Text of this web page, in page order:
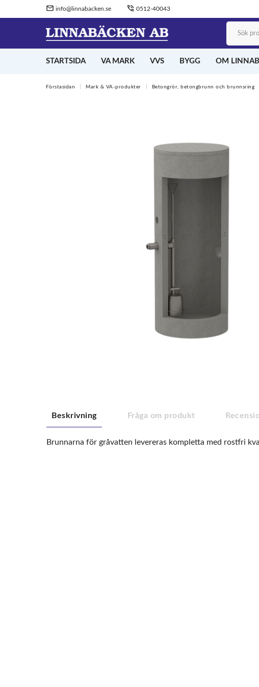
info@linnabacken.se 0512-40043
STARTSIDA VA MARK VVS BYGG OM
Förstasidan Mark & VA-produkter Betongrör, betongbrunn och brunnsring
Beskrivning Fråga om produkt
Brunnarna för gråvatten levereras kompletta med rostfri